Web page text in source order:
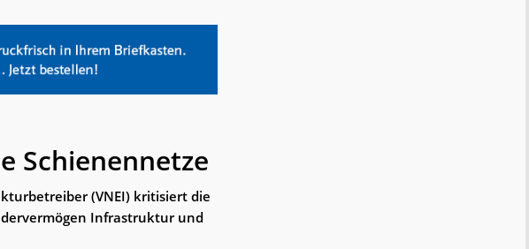
Schienennetze
(VNEI) kritisiert die
Infrastruktur und